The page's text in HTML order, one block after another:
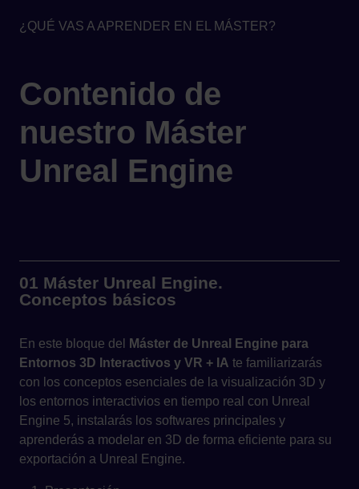
¿QUÉ VAS A APRENDER EN EL MÁSTER?
Contenido de
nuestro Máster
Unreal Engine
01 Máster Unreal Engine.
Conceptos básicos
En este bloque del
Máster de Unreal Engine para
Entornos 3D Interactivos y VR + IA te familiarizarás
con los conceptos esenciales de la visualización 3D y
los entornos interactivios en tiempo real con Unreal
Engine 5, instalarás los softwares principales y
aprenderás a modelar en 3D de forma eficiente para su
exportación a Unreal Engine.